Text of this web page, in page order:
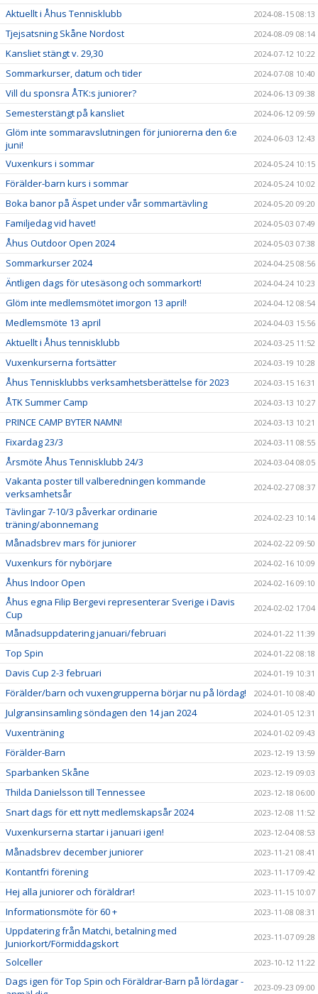
Aktuellt i Åhus Tennisklubb 2024-08-15 08:13
Tjejsatsning Skåne Nordost 2024-08-09 08:14
Kansliet stängt v. 29,30 2024-07-12 10:22
Sommarkurser, datum och tider 2024-07-08 10:40
Vill du sponsra ÅTK:s juniorer? 2024-06-13 09:38
Semesterstängt på kansliet 2024-06-12 09:59
Glöm inte sommaravslutningen för juniorerna den 6:e
juni!
2024-06-03 12:43
Vuxenkurs i sommar 2024-05-24 10:15
Förälder-barn kurs i sommar 2024-05-24 10:02
Boka banor på Äspet under vår sommartävling 2024-05-20 09:20
Familjedag vid havet! 2024-05-03 07:49
Åhus Outdoor Open 2024 2024-05-03 07:38
Sommarkurser 2024 2024-04-25 08:56
Äntligen dags för utesäsong och sommarkort! 2024-04-24 10:23
Glöm inte medlemsmötet imorgon 13 april! 2024-04-12 08:54
Medlemsmöte 13 april 2024-04-03 15:56
Aktuellt i Åhus tennisklubb 2024-03-25 11:52
Vuxenkurserna fortsätter 2024-03-19 10:28
Åhus Tennisklubbs verksamhetsberättelse för 2023 2024-03-15 16:31
ÅTK Summer Camp 2024-03-13 10:27
PRINCE CAMP BYTER NAMN! 2024-03-13 10:21
Fixardag 23/3 2024-03-11 08:55
Årsmöte Åhus Tennisklubb 24/3 2024-03-04 08:05
Vakanta poster till valberedningen kommande
verksamhetsår
2024-02-27 08:37
Tävlingar 7-10/3 påverkar ordinarie
träning/abonnemang
2024-02-23 10:14
Månadsbrev mars för juniorer 2024-02-22 09:50
Vuxenkurs för nybörjare 2024-02-16 10:09
Åhus Indoor Open 2024-02-16 09:10
Åhus egna Filip Bergevi representerar Sverige i Davis
Cup
2024-02-02 17:04
Månadsuppdatering januari/februari 2024-01-22 11:39
Top Spin 2024-01-22 08:18
Davis Cup 2-3 februari 2024-01-19 10:31
Förälder/barn och vuxengrupperna börjar nu på lördag! 2024-01-10 08:40
Julgransinsamling söndagen den 14 jan 2024 2024-01-05 12:31
Vuxenträning 2024-01-02 09:43
Förälder-Barn 2023-12-19 13:59
Sparbanken Skåne 2023-12-19 09:03
Thilda Danielsson till Tennessee 2023-12-18 06:00
Snart dags för ett nytt medlemskapsår 2024 2023-12-08 11:52
Vuxenkurserna startar i januari igen! 2023-12-04 08:53
Månadsbrev december juniorer 2023-11-21 08:41
Kontantfri förening 2023-11-17 09:42
Hej alla juniorer och föräldrar! 2023-11-15 10:07
Informationsmöte för 60 + 2023-11-08 08:31
Uppdatering från Matchi, betalning med
Juniorkort/Förmiddagskort
2023-11-07 09:28
Solceller 2023-10-12 11:22
Dags igen för Top Spin och Föräldrar-Barn på lördagar -
2023-09-23 09:00